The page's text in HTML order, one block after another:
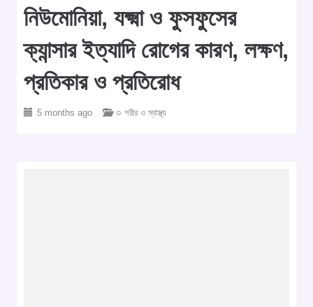
নিউমোনিয়া, যক্ষ্মা ও ফুসফুসের
ক্যান্সার ইত্যাদি রোগের কারণ, লক্ষণ,
প্রতিকার ও প্রতিরোধ
5 months ago ○ শরীর ও স্বাস্থ্য